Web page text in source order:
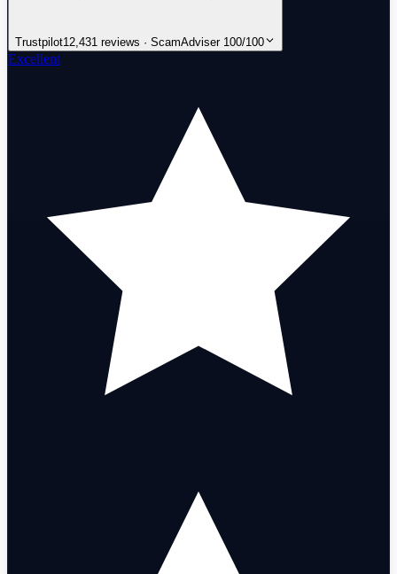
Trustpilot12,431 reviews · ScamAdviser 100/100
Excellent